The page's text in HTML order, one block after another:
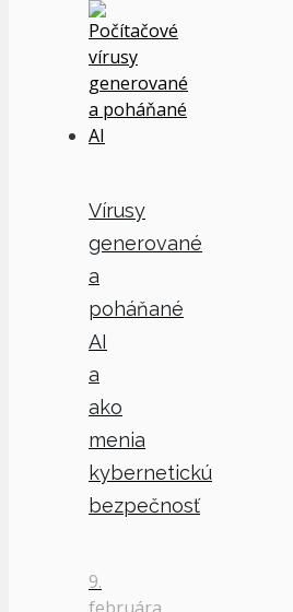
Vírusy
generované
a
poháňané
AI
a
ako
menia
kybernetickú
bezpečnosť
9.
februára